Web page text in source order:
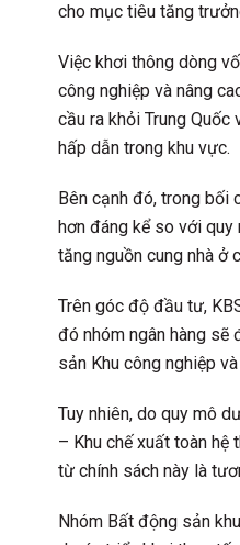
cho mục tiêu tăng
Việc khơi thông dòng
công nghiệp và nâng
cầu ra khỏi Trung
hấp dẫn trong khu vực.
Bên cạnh đó, trong bối
hơn đáng kể so với
tăng nguồn cung nhà ở
Trên góc độ đầu tư,
đó nhóm ngân hàng sẽ
sản Khu công nghiệp
Tuy nhiên, do quy mô
– Khu chế xuất toàn
từ chính sách này là
Nhóm Bất động sản